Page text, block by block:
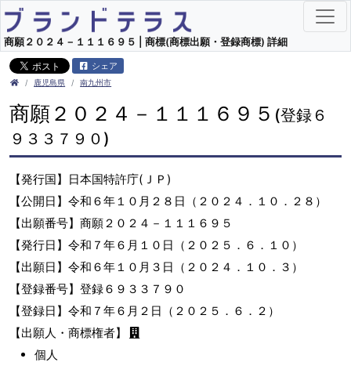
商願２０２４－１１１６９５ | 商標(商標出願・登録商標) 詳細
シェア
鹿児島県 南九州市
商願２０２４－１１１６９５ (登録６
９３３７９０)
【発行国】日本国特許庁(ＪＰ)
【公開日】令和６年１０月２８日（２０２４．１０．２８）
【出願番号】商願２０２４－１１１６９５
【発行日】令和７年６月１０日（２０２５．６．１０）
【出願日】令和６年１０月３日（２０２４．１０．３）
【登録番号】登録６９３３７９０
【登録日】令和７年６月２日（２０２５．６．２）
【出願人・商標権者】
個人